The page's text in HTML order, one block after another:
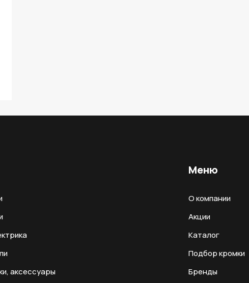
аксессуары
Меню
О компании
Акции
Каталог
Подбор кромки
Бренды